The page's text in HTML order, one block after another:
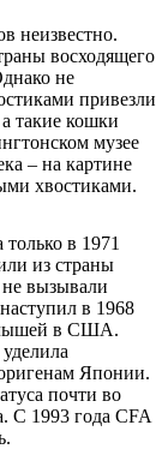
неизвестно.
восходящего
не
привезли
такие кошки
музее
– на картине
хвостиками.
в 1971
из страны
вызывали
в 1968
в США.
Японии.
почти во
С 1993 года CFA